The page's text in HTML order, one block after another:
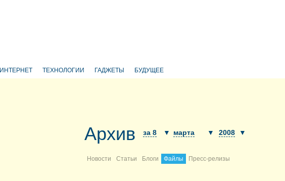
ИНТЕРНЕТ ТЕХНОЛОГИИ ГАДЖЕТЫ БУДУЩЕЕ
Архив за 8 ▼ марта ▼ 2008 ▼
Новости Статьи Блоги Файлы Пресс-релизы